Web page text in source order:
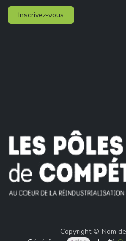
Inscrivez-vous
Copyright © Nom